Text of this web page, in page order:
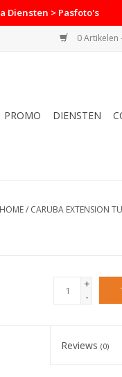
Diensten > Pasfoto's
0 Artikelen
PROMO DIENSTEN
HOME/ CARUBA EXTENSION
+
-
Reviews(0)